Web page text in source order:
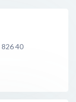
826 40